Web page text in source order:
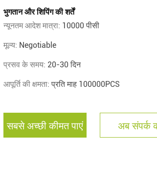
भुगतान और शिपिंग की शर्तें
न्यूनतम आदेश मात्रा: 10000 पीसी
मूल्य: Negotiable
प्रसव के समय: 20-30 दिन
आपूर्ति की क्षमता:प्रति माह 100000PCS
सबसे अच्छी कीमत पाएं अब संपर्क